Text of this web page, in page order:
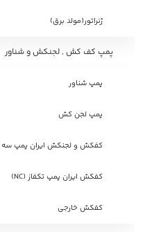
ژنراتور(مولد برق)
پمپ کف کش , لجنکش و شناور
پمپ شناور
پمپ لجن کش
کفکش و لجنکش ایران پمپ سه
کفکش ایران پمپ تکفاز (NC)
کفکش خارجی